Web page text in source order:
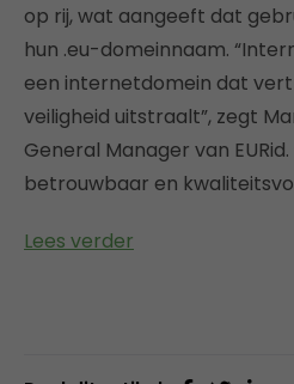
op rij, wat aangeeft dat
hun .eu-domeinnaam.
een internetdomein dat
veiligheid uitstraalt”, zegt
General Manager van
betrouwbaar en
Lees verder